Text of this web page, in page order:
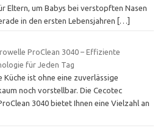
Eltern, um Babys bei verstopften Nasen
in den ersten Lebensjahren […]
ProClean 3040 – Effiziente
für Jeden Tag
Küche ist ohne eine zuverlässige
noch vorstellbar. Die Cecotec
3040 bietet Ihnen eine Vielzahl an